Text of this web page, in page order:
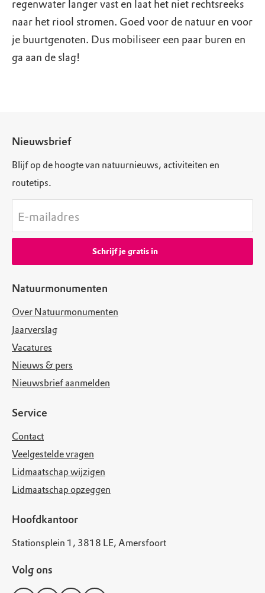
regenwater langer vast en laat het niet rechtsreeks
naar het riool stromen. Goed voor de natuur en voor
je buurtgenoten. Dus mobiliseer een paar buren en
ga aan de slag!
Natuurmonumenten
Over Natuurmonumenten
Jaarverslag
Vacatures
Nieuws & pers
Nieuwsbrief aanmelden
Service
Contact
Veelgestelde vragen
Lidmaatschap wijzigen
Lidmaatschap opzeggen
Hoofdkantoor
Stationsplein 1, 3818 LE, Amersfoort
Volg ons
Nieuwsbrief
Blijf op de hoogte van natuurnieuws, activiteiten en
routetips.
E-mailadres
Schrijf je gratis in